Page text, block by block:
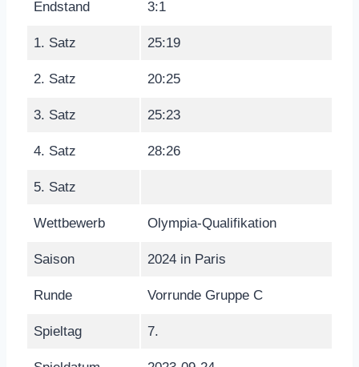
Endstand 3:1
1. Satz 25:19
2. Satz 20:25
3. Satz 25:23
4. Satz 28:26
5. Satz
Wettbewerb Olympia-Qualifikation
Saison 2024 in Paris
Runde Vorrunde Gruppe C
Spieltag 7.